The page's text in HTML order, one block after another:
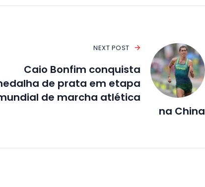
NEXT POST
Caio Bonfim conquista
de prata em etapa
de marcha atlética
na China